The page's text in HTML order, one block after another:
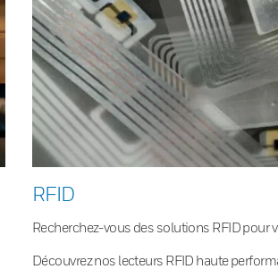
RFID
Recherchez-vous des solutions RFID pour
Découvrez nos lecteurs RFID haute